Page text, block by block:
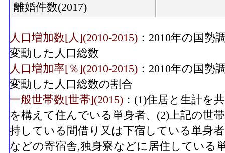
離婚件数(2017)
人口増加数[人](2010-2015) ：2010年の国勢
変動した人口総数
人口増加率[％](2010-2015) ：2010年の国勢
変動した人口総数の割合
一般世帯数[世帯](2015) ：(1)住居と生計を
を構えて住んでいる単身者、(2)上記の世
持している間借り又は下宿している単身
などの寄宿舎,独身寮などに居住している